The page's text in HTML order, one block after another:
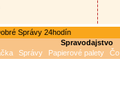
Správy 24hodín
Spravodajstvo
Správy Papierové palety